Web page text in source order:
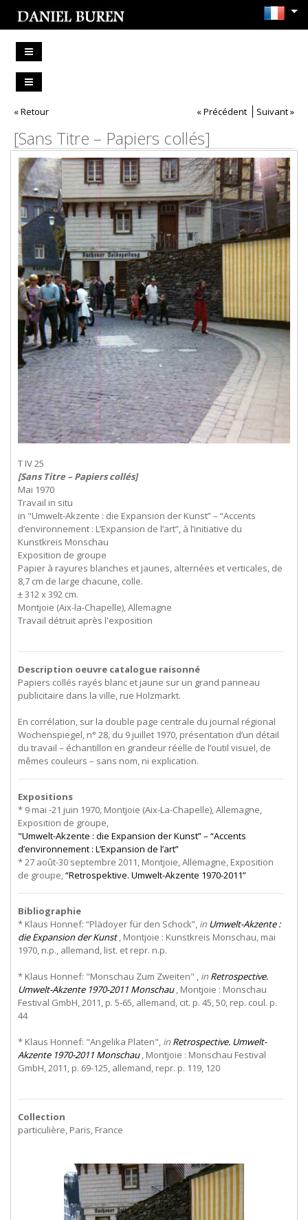
« Retour « Précédent Suivant »
[Sans Titre – Papiers collés]
T IV 25
[Sans Titre – Papiers collés]
Mai 1970
Travail in situ
in "Umwelt-Akzente : die Expansion der Kunst” – “Accents
d’environnement : L’Expansion de l’art”, à l’initiative du
Kunstkreis Monschau
Exposition de groupe
Papier à rayures blanches et jaunes, alternées et verticales, de
8,7 cm de large chacune, colle.
± 312 x 392 cm.
Montjoie (Aix-la-Chapelle), Allemagne
Travail détruit après l'exposition
Description oeuvre catalogue raisonné
Papiers collés rayés blanc et jaune sur un grand panneau
publicitaire dans la ville, rue Holzmarkt.
En corrélation, sur la double page centrale du journal régional
Wochenspiegel, n° 28, du 9 juillet 1970, présentation d’un détail
du travail – échantillon en grandeur réelle de l’outil visuel, de
mêmes couleurs – sans nom, ni explication.
Expositions
* 9 mai -21 juin 1970, Montjoie (Aix-La-Chapelle), Allemagne,
Exposition de groupe,
"Umwelt-Akzente : die Expansion der Kunst” – “Accents
d’environnement : L’Expansion de l’art”
* 27 août-30 septembre 2011, Montjoie, Allemagne, Exposition
de groupe,“Retrospektive. Umwelt-Akzente 1970-2011”
Bibliographie
* Klaus Honnef: “Plädoyer für den Schock”, in Umwelt-Akzente :
die Expansion der Kunst, Montjoie : Kunstkreis Monschau, mai
1970, n.p., allemand, list. et repr. n.p.
* Klaus Honnef: "Monschau Zum Zweiten" , in Retrospective.
Umwelt-Akzente 1970-2011 Monschau, Montjoie : Monschau
Festival GmbH, 2011, p. 5-65, allemand, cit. p. 45, 50, rep. coul. p.
44
* Klaus Honnef: "Angelika Platen", in Retrospective. Umwelt-
Akzente 1970-2011 Monschau, Montjoie : Monschau Festival
GmbH, 2011, p. 69-125, allemand, repr. p. 119, 120
Collection
particulière, Paris, France